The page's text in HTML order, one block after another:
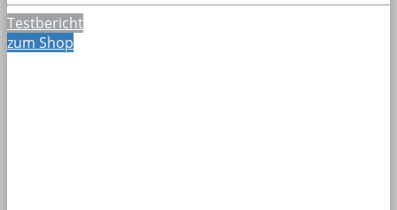
Testbericht
zum Shop